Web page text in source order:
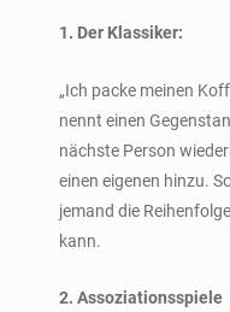
1. Der Klassiker:
„Ich packe meinen
nennt einen
nächste Person
einen eigenen hinzu.
jemand die
kann.
2. Assoziationsspiele